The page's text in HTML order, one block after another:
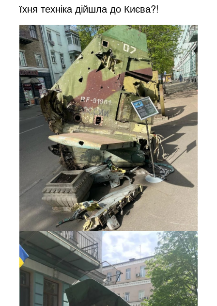
їхня техніка дійшла до Києва?!